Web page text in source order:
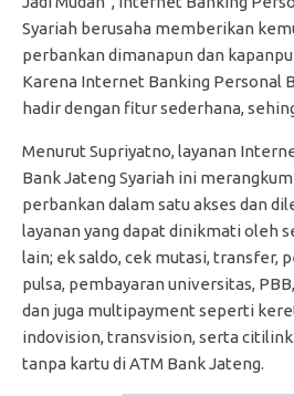
Syariah berusaha memberikan
perbankan dimanapun dan
Karena Internet Banking Personal
hadir dengan fitur sederhana,
Menurut Supriyatno, layanan
Bank Jateng Syariah ini
perbankan dalam satu akses dan
layanan yang dapat dinikmati oleh
lain; ek saldo, cek mutasi, transfer,
pulsa, pembayaran universitas,
dan juga multipayment seperti
indovision, transvision, serta
tanpa kartu di ATM Bank Jateng.